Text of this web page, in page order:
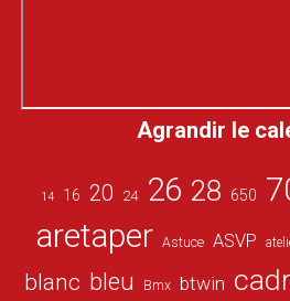
Agrandir le
14 16 20 24 26 28 650
aretaper Astuce ASVP
blanc bleu Bmx btwin